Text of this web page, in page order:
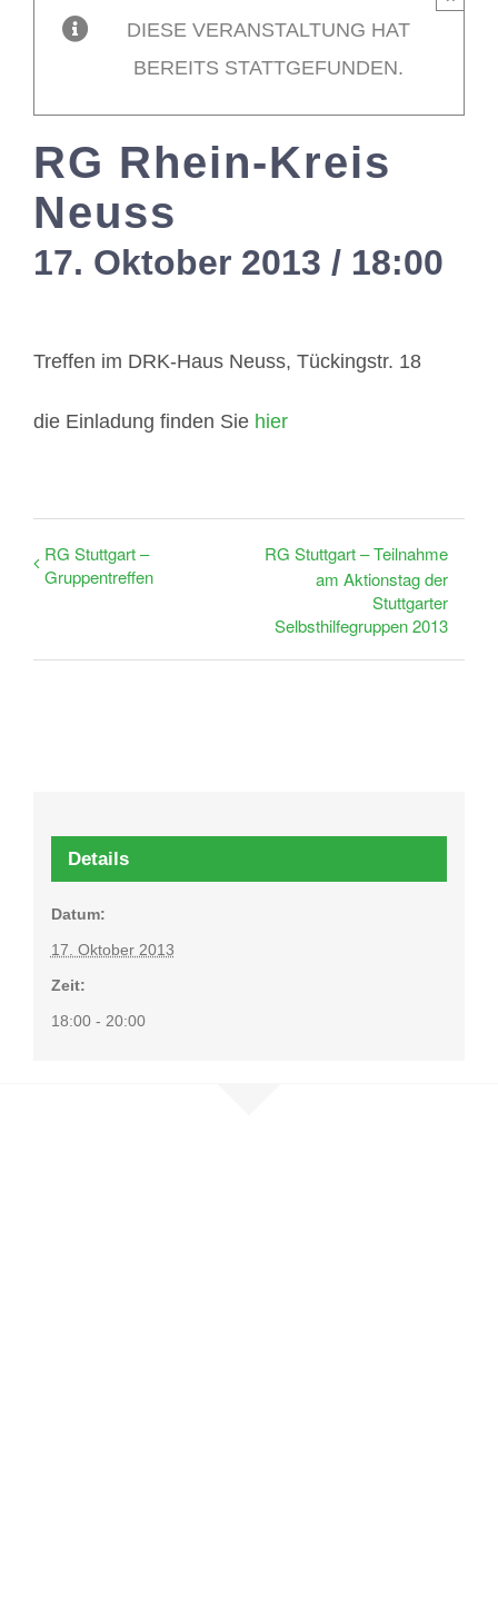
Mitglieder /
DIESE VERANSTALTUNG HAT
BEREITS STATTGEFUNDEN.
RG Rhein-Kreis
Neuss
17. Oktober 2013 / 18:00
Treffen im DRK-Haus Neuss, Tückingstr. 18
die Einladung finden Sie hier
RG Stuttgart –
Gruppentreffen
RG Stuttgart – Teilnahme
am Aktionstag der
Stuttgarter
Selbsthilfegruppen 2013
Details
Datum:
17. Oktober 2013
Zeit:
18:00 - 20:00